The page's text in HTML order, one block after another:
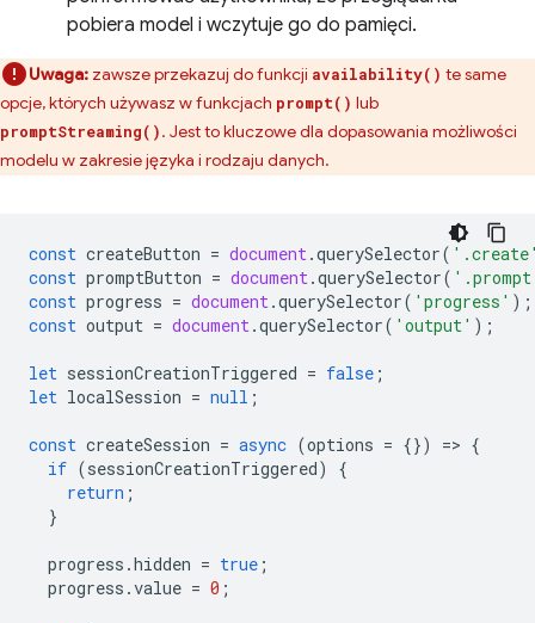
pobiera model i wczytuje go do pamięci.
Uwaga: zawsze przekazuj do funkcji availability() te same
opcje, których używasz w funkcjach prompt() lub
promptStreaming(). Jest to kluczowe dla dopasowania możliwości
modelu w zakresie języka i rodzaju danych.
const createButton = document.querySelector(
const promptButton = document.querySelector(
const progress = document.querySelector( 'progress' );
const output = document.querySelector( 'output' );
let sessionCreationTriggered = false ;
let localSession = null ;
const createSession = async (options = {}) => {
if (sessionCreationTriggered)
{
return ;
}
progress .hidden = true ;
progress .value = 0 ;